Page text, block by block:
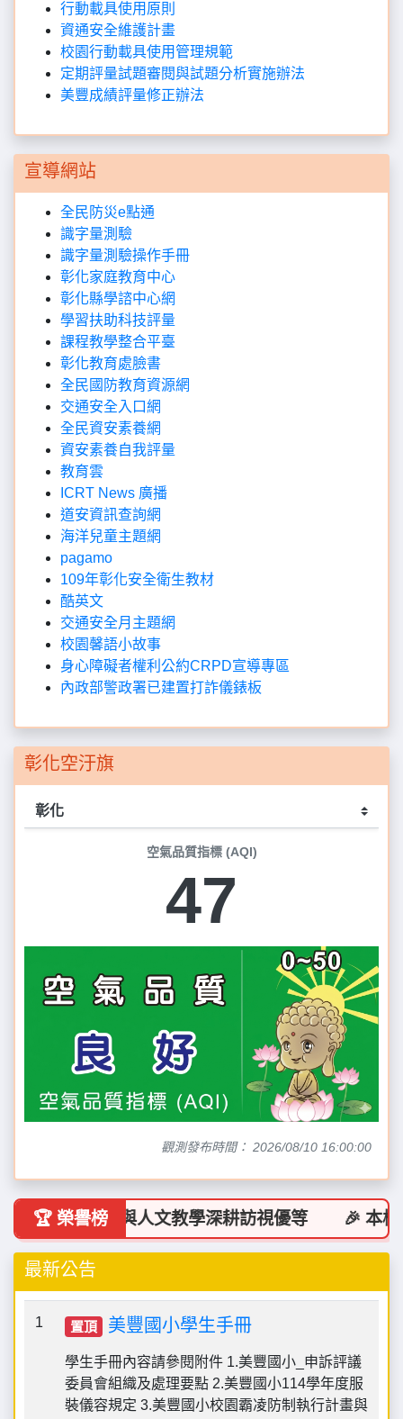
行動載具使用原則
資通安全維護計畫
校園行動載具使用管理規範
定期評量試題審閱與試題分析實施辦法
美豐成績評量修正辦法
宣導網站
全民防災e點通
識字量測驗
識字量測驗操作手冊
彰化家庭教育中心
彰化縣學諮中心網
學習扶助科技評量
課程教學整合平臺
彰化教育處臉書
全民國防教育資源網
交通安全入口網
全民資安素養網
資安素養自我評量
教育雲
ICRT News 廣播
道安資訊查詢網
海洋兒童主題網
pagamo
109年彰化安全衛生教材
酷英文
交通安全月主題網
校園馨語小故事
身心障礙者權利公約CRPD宣導專區
內政部警政署已建置打詐儀錶板
彰化空汙旗
空氣品質指標 (AQI)
47
觀測發布時間： 2026/08/10 16:00:00
🏆 榮譽榜
年藝術與人文教學深耕訪視優等 🎉 本校榮獲
最新公告
1 置頂 美豐國小學生手冊
學生手冊內容請參閱附件 1.美豐國小_申訴評議
委員會組織及處理要點 2.美豐國小114學年度服
裝儀容規定 3.美豐國小校園霸凌防制執行計畫與